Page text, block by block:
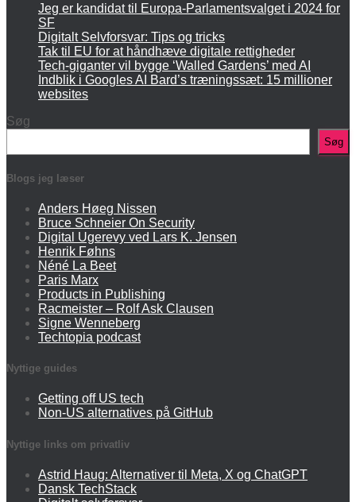
Jeg er kandidat til Europa-Parlamentsvalget i 2024 for
SF
Digitalt Selvforsvar: Tips og tricks
Tak til EU for at håndhæve digitale rettigheder
Tech-giganter vil bygge ‘Walled Gardens’ med AI
Indblik i Googles AI Bard’s træningssæt: 15 millioner
websites
Søg
Søg
Blogs jeg læser
Anders Høeg Nissen
Bruce Schneier On Security
Digital Ugerevy ved Lars K. Jensen
Henrik Føhns
Néné La Beet
Paris Marx
Products in Publishing
Racmeister – Rolf Ask Clausen
Signe Wenneberg
Techtopia podcast
Nyttige guides
Getting off US tech
Non-US alternatives på GitHub
Nyttige links om privatliv
Astrid Haug: Alternativer til Meta, X og ChatGPT
Dansk TechStack